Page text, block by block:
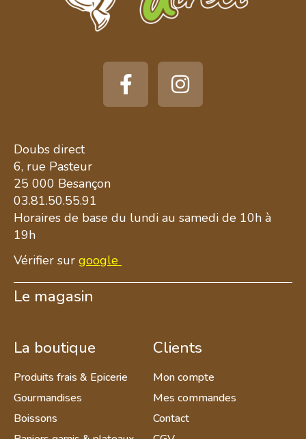
Doubs direct
6, rue Pasteur
25 000 Besançon
03.81.50.55.91
Horaires de base du lundi au samedi de 10h à
19h
Vérifier sur google
Le magasin
La boutique
Produits frais & Epicerie
Gourmandises
Boissons
Clients
Mon compte
Mes commandes
Contact